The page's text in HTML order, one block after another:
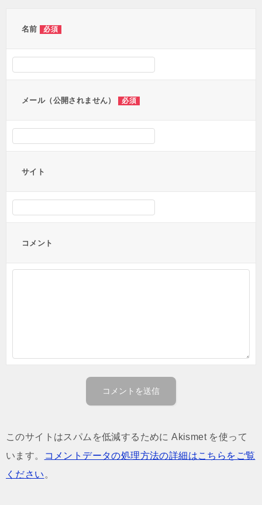
名前 必須
メール（公開されません） 必須
サイト
コメント
このサイトはスパムを低減するために Akismet を使って
います。
コメントデータの処理方法の詳細はこちらをご覧
ください 。